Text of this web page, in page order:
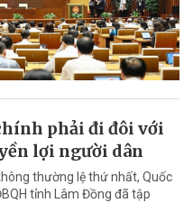
phải đi đôi với
lợi người dân
thường lệ thứ nhất, Quốc
tỉnh Lâm Đồng đã tập